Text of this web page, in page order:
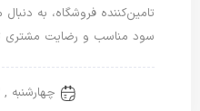
تامین‌کننده فروشگاه، به
سود مناسب و رضایت
چهارشنبه , 23 آوریل 2025